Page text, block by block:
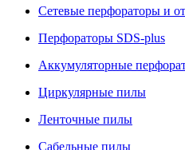
Сетевые перфораторы и
Перфораторы SDS-plus
Аккумуляторные
Циркулярные пилы
Ленточные пилы
Сабельные пилы